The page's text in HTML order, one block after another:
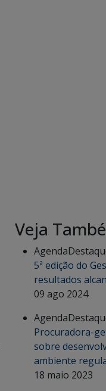
Veja
Agenda
5ª edição do
resultados
09 ago 2024
Agenda
Procuradora-
sobre
ambiente
18 maio 2023